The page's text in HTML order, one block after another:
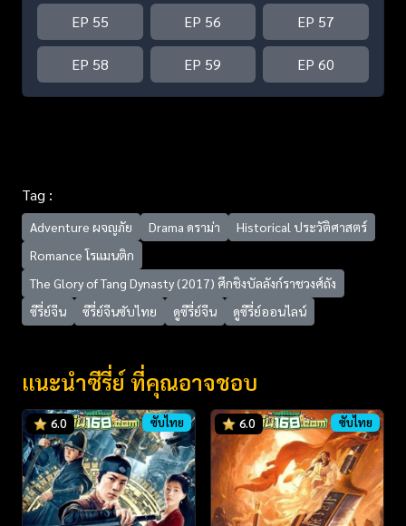
EP 55 EP 56 EP 57
EP 58 EP 59 EP 60
Tag :
Adventure ผจญภัย Drama ดราม่า
Historical ประวัติศาสตร์
Romance โรแมนติก
The Glory of Tang Dynasty (2017) ศึกชิงบัลลังก์ราชวงศ์ถัง
ซีรี่ย์จีน
ซีรี่ย์จีนซับไทย ดูซีรี่ย์จีน ดูซีรี่ย์ออนไลน์
แนะนำซีรี่ย์ ที่คุณอาจชอบ
6.0 ซับไทย 6.0 ซับไทย